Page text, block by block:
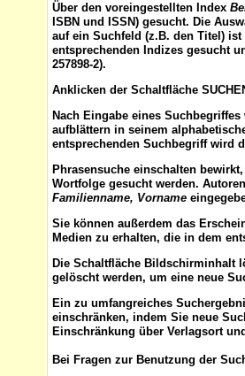
Über den voreingestellten Index
ISBN und ISSN) gesucht. Die
auf ein Suchfeld (z.B. den Titel)
entsprechenden Indizes gesucht
257898-2).
Anklicken der Schaltfläche
Nach Eingabe eines
aufblättern in seinem
entsprechenden Suchbegriff wird
Phrasensuche einschalten
Wortfolge gesucht werden.
Familienname, Vorname
Sie können außerdem das
Medien zu erhalten, die in dem
Die Schaltfläche Bildschirminhalt
gelöscht werden, um eine neue
Ein zu umfangreiches
einschränken, indem Sie neue
Einschränkung über Verlagsort
Bei Fragen zur Benutzung der